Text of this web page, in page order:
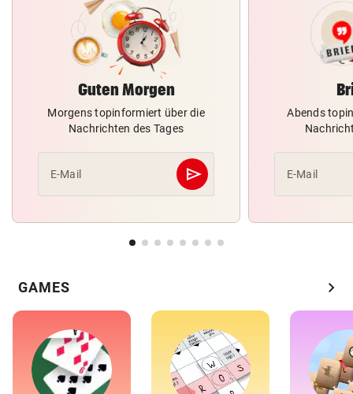
Guten Morgen
Morgens topinformiert über die
Nachrichten des Tages
E-Mail send
Abschicken
Abends
E-Mail
GAMES chevron_right